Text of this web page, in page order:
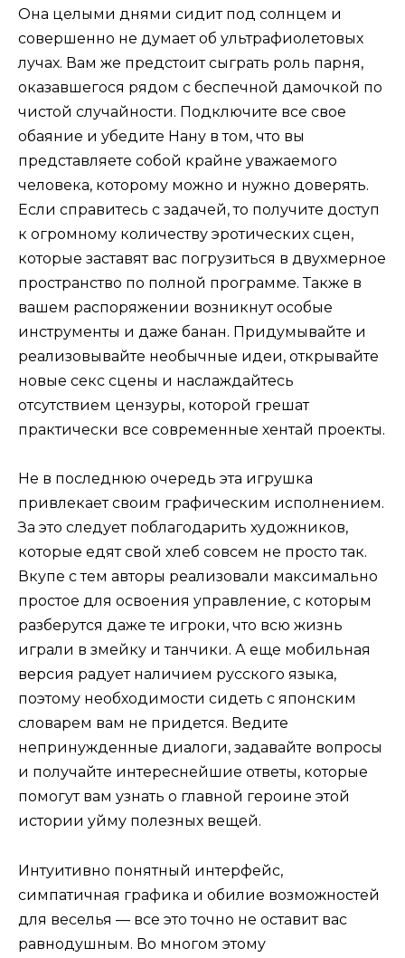
Она целыми днями сидит под солнцем и
совершенно не думает об ультрафиолетовых
лучах. Вам же предстоит сыграть роль парня,
оказавшегося рядом с беспечной дамочкой по
чистой случайности. Подключите все свое
обаяние и убедите Нану в том, что вы
представляете собой крайне уважаемого
человека, которому можно и нужно доверять.
Если справитесь с задачей, то получите доступ
к огромному количеству эротических сцен,
которые заставят вас погрузиться в двухмерное
пространство по полной программе. Также в
вашем распоряжении возникнут особые
инструменты и даже банан. Придумывайте и
реализовывайте необычные идеи, открывайте
новые секс сцены и наслаждайтесь
отсутствием цензуры, которой грешат
практически все современные хентай проекты.
Не в последнюю очередь эта игрушка
привлекает своим графическим исполнением.
За это следует поблагодарить художников,
которые едят свой хлеб совсем не просто так.
Вкупе с тем авторы реализовали максимально
простое для освоения управление, с которым
разберутся даже те игроки, что всю жизнь
играли в змейку и танчики. А еще мобильная
версия радует наличием русского языка,
поэтому необходимости сидеть с японским
словарем вам не придется. Ведите
непринужденные диалоги, задавайте вопросы
и получайте интереснейшие ответы, которые
помогут вам узнать о главной героине этой
истории уйму полезных вещей.
Интуитивно понятный интерфейс,
симпатичная графика и обилие возможностей
для веселья — все это точно не оставит вас
равнодушным. Во многом этому